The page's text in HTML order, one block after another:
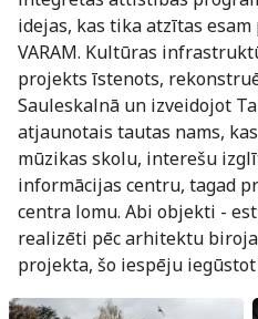
idejas, kas tika atzītas
VARAM. Kultūras
projekts īstenots,
Sauleskalnā un izveidojot
atjaunotais tautas nams,
mūzikas skolu, interešu
informācijas centru, tagad
centra lomu. Abi objekti -
realizēti pēc arhitektu
projekta, šo iespēju